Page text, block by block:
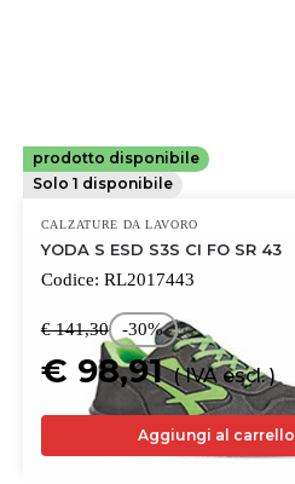
UPOWER
prodotto disponibile
Solo 1 disponibile
CALZATURE DA LAVORO
YODA S ESD S3S CI FO SR 43
Codice: RL2017443
€ 141,30 -30%
€ 98,91( IVA escl. )
Aggiungi al carrello